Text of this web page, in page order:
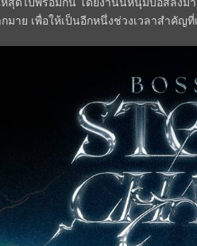
มาย เพื่อให้เป็นอีกหนึ่งช่วงเวลาสำคัญ